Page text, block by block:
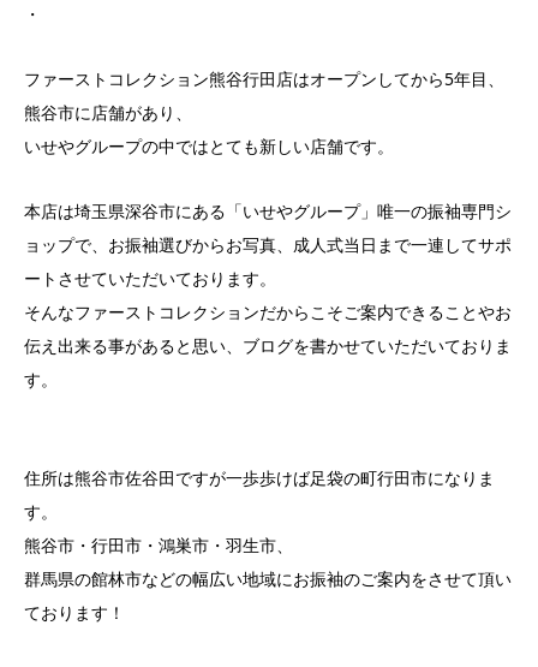
・
ファーストコレクション熊谷行田店はオープンしてから5年目、
熊谷市に店舗があり、
いせやグループの中ではとても新しい店舗です。
本店は埼玉県深谷市にある「いせやグループ」唯一の振袖専門シ
ョップで、お振袖選びからお写真、成人式当日まで一連してサポ
ートさせていただいております。
そんなファーストコレクションだからこそご案内できることやお
伝え出来る事があると思い、ブログを書かせていただいておりま
す。
住所は熊谷市佐谷田ですが一歩歩けば足袋の町行田市になりま
す。
熊谷市・行田市・鴻巣市・羽生市、
群馬県の館林市などの幅広い地域にお振袖のご案内をさせて頂い
ております！